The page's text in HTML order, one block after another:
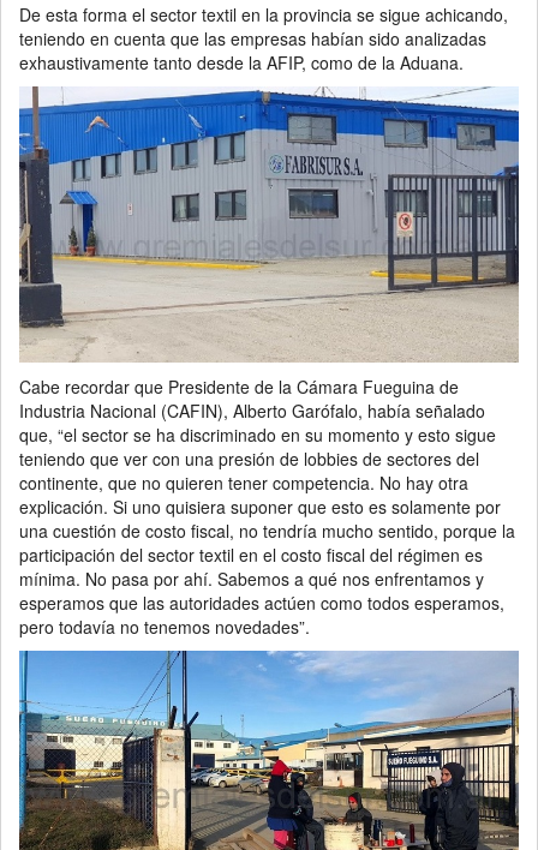
De esta forma el sector textil en la provincia se sigue achicando,
teniendo en cuenta que las empresas habían sido analizadas
exhaustivamente tanto desde la AFIP, como de la Aduana.
Cabe recordar que Presidente de la Cámara Fueguina de
Industria Nacional (CAFIN), Alberto Garófalo, había señalado
que, “el sector se ha discriminado en su momento y esto sigue
teniendo que ver con una presión de lobbies de sectores del
continente, que no quieren tener competencia. No hay otra
explicación. Si uno quisiera suponer que esto es solamente por
una cuestión de costo fiscal, no tendría mucho sentido, porque la
participación del sector textil en el costo fiscal del régimen es
mínima. No pasa por ahí. Sabemos a qué nos enfrentamos y
esperamos que las autoridades actúen como todos esperamos,
pero todavía no tenemos novedades”.